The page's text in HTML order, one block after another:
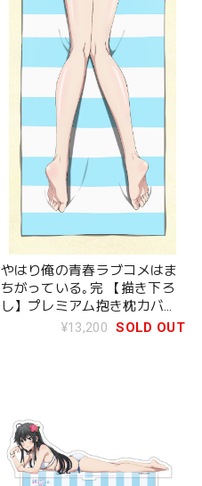
やはり俺の青春ラブコメはま
ちがっている｡完 【描き下ろ
し】プレミアム抱き枕カバー
雪ノ下雪乃(水着)
¥13,200 SOLD OUT